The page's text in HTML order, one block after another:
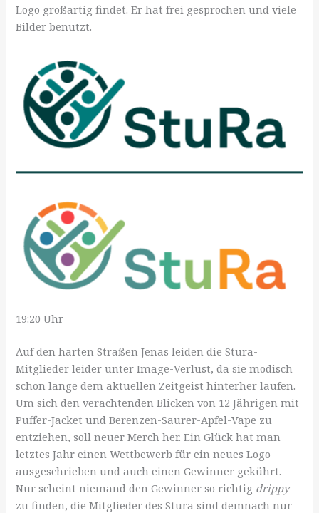
Logo großartig findet. Er hat frei gesprochen und viele
Bilder benutzt.
19:20 Uhr
Auf den harten Straßen Jenas leiden die Stura-
Mitglieder leider unter Image-Verlust, da sie modisch
schon lange dem aktuellen Zeitgeist hinterher laufen.
Um sich den verachtenden Blicken von 12 Jährigen mit
Puffer-Jacket und Berenzen-Saurer-Apfel-Vape zu
entziehen, soll neuer Merch her. Ein Glück hat man
letztes Jahr einen Wettbewerb für ein neues Logo
ausgeschrieben und auch einen Gewinner gekührt.
Nur scheint niemand den Gewinner so richtig drippy
zu finden, die Mitglieder des Stura sind demnach nur